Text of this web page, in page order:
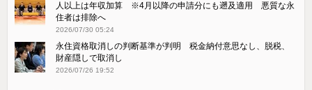
人以上は年収加算 ※4月以降の申請分にも遡及適用 悪質な永
住者は排除へ
2026/07/30 05:24
永住資格取消しの判断基準が判明 税金納付意思なし、脱税、
財産隠しで取消し
2026/07/26 19:52